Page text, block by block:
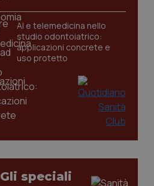
AI e telemedicina nello
studio odontoiatrico:
applicazioni concrete e
uso protetto
Gli speciali